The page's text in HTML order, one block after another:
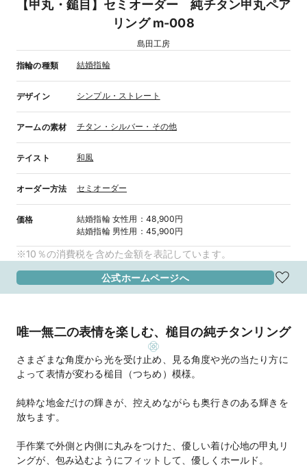
【甲丸・鎚目】セミオーダー 純チタン甲丸ペア
リング m-008
島田工房
指輪の種類 結婚指輪
デザイン シンプル・ストレート
アームの素材 チタン・シルバー・その他
テイスト 和風
オーダー方法 セミオーダー
価格 結婚指輪 女性用 ：48,900円
結婚指輪 男性用 ：45,900円
※10％の消費税を含めた金額を表記しています。
公式ホームページへ
唯一無二の表情を楽しむ、槌目の純チタンリング
さまざまな角度から光を受け止め、見る角度や光の当たり方に
よって表情が変わる槌目（つちめ）模様。
純粋な地金だけの輝きが、控えめながらも奥行きのある輝きを
放ちます。
手作業で外側と内側に丸みをつけた、優しい着け心地の甲丸リ
ングが、包み込むようにフィットして、優しくホールド。